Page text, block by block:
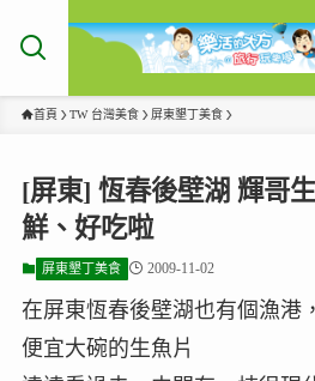
首頁 TW 台灣美食 屏東墾丁美食
[屏東] 恆春後壁湖 輝哥
鮮、好吃啦
屏東墾丁美食 2009-11-02
在屏東恆春後壁湖也有個漁港
便宜大碗的生魚片